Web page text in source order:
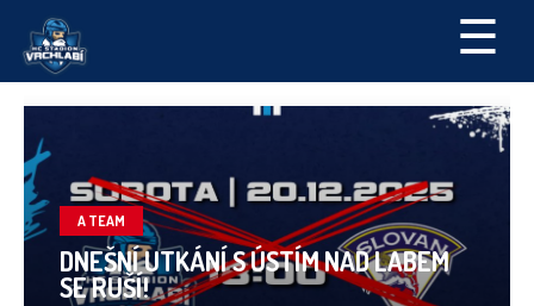
☰
A TEAM
DNEŠNÍ UTKÁNÍ S ÚSTÍM NAD LABEM
SE RUŠÍ!